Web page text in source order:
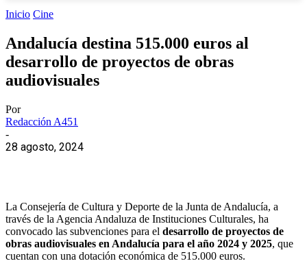
Inicio Cine
Andalucía destina 515.000 euros al
desarrollo de proyectos de obras
audiovisuales
Por
Redacción A451
-
28 agosto, 2024
La Consejería de Cultura y Deporte de la Junta de Andalucía, a
través de la Agencia Andaluza de Instituciones Culturales, ha
convocado las subvenciones para el desarrollo de proyectos de
obras audiovisuales en Andalucía para el año 2024 y 2025, que
cuentan con una dotación económica de 515.000 euros.